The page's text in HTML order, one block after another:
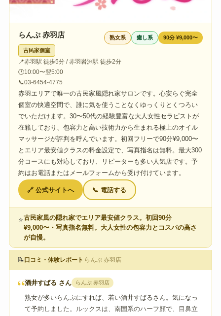
らんぷ 赤羽店 熟女系 癒し系 90分 ¥9,000〜
古民家個室
📍赤羽駅 徒歩5分 / 赤羽岩淵駅 徒歩2分
🕐10:00〜翌5:00
📞03-6454-4775
赤羽エリアで唯一の古民家風隠れ家サロンです。心安らぐ完全
個室の快適空間で、誰に気を使うことなくゆっくりとくつろい
でいただけます。30〜50代の経験豊富な大人女性セラピストが
在籍しており、包容力と高い技術力から生まれる極上のオイル
マッサージが評判を呼んでいます。初回フリーで90分¥9,000〜
とエリア最安値クラスの料金設定で、写真指名は無料。最大300
分コースにも対応しており、リピーターも多い人気店です。予
約はお電話またはメールフォームから受け付けています。
🔗 公式サイトへ 📞 電話する
⭐古民家風の隠れ家でエリア最安値クラス。初回90分
¥9,000〜・写真指名無料。大人女性の包容力とコスパの高さ
が自慢。
📝 口コミ・体験レポート らんぷ 赤羽店
“酒井すばる さん らんぷ 赤羽店
熟女が多いらんぷにすれば、若い酒井すばるさん。気になっ
て予約しました。ルックスは、南国系のハーフ顔で、目鼻立